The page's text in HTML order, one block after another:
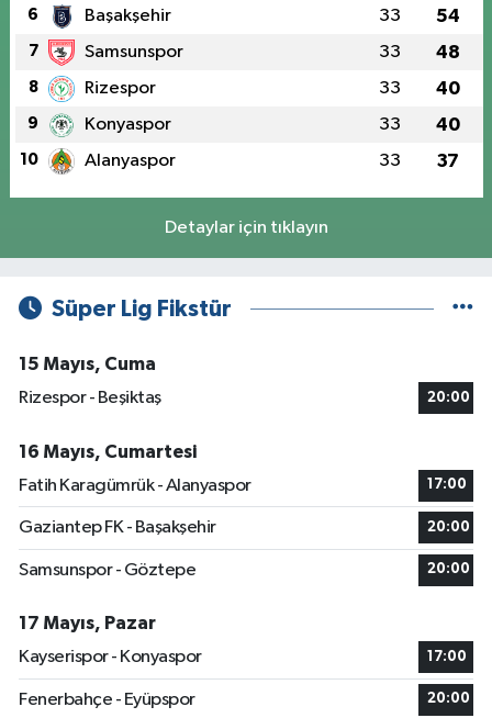
6 Başakşehir 33 54
7 Samsunspor 33 48
8 Rizespor 33 40
9 Konyaspor 33 40
10 Alanyaspor 33 37
Detaylar için tıklayın
Süper Lig Fikstür
15 Mayıs, Cuma
Rizespor - Beşiktaş
20:00
16 Mayıs, Cumartesi
Fatih Karagümrük - Alanyaspor
17:00
Gaziantep FK - Başakşehir 20:00
Samsunspor - Göztepe 20:00
17 Mayıs, Pazar
Kayserispor - Konyaspor
17:00
Fenerbahçe - Eyüpspor 20:00